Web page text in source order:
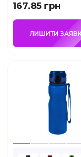
167.85 грн
ЛИШИТИ